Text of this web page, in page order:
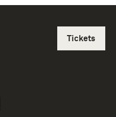
Tickets